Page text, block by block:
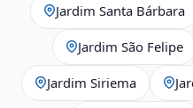
Jardim Santa Bárbara
Jardim São Felipe
Jardim Siriema